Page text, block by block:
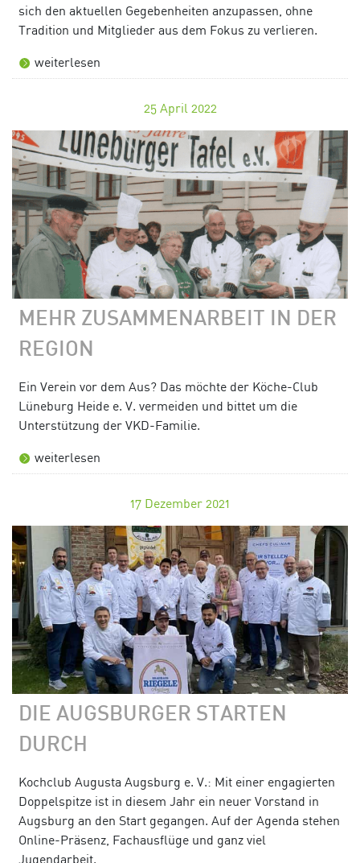
sich den aktuellen Gegebenheiten anzupassen, ohne
Tradition und Mitglieder aus dem Fokus zu verlieren.
weiterlesen
25 April 2022
MEHR ZUSAMMENARBEIT IN DER
REGION
Ein Verein vor dem Aus? Das möchte der Köche-Club
Lüneburg Heide e. V. vermeiden und bittet um die
Unterstützung der VKD-Familie.
weiterlesen
17 Dezember 2021
DIE AUGSBURGER STARTEN
DURCH
Kochclub Augusta Augsburg e. V.: Mit einer engagierten
Doppelspitze ist in diesem Jahr ein neuer Vorstand in
Augsburg an den Start gegangen. Auf der Agenda stehen
Online-Präsenz, Fachausflüge und ganz viel
Jugendarbeit.